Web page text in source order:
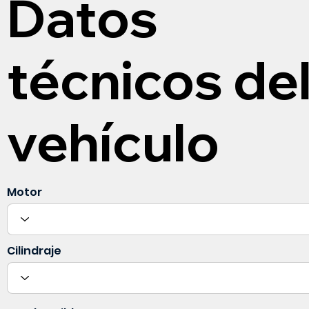
Datos
técnicos
vehículo
Motor
Cilindraje